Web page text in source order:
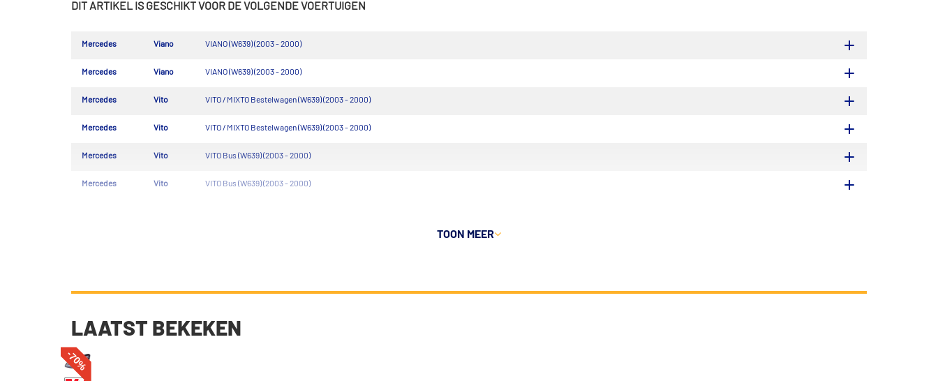
DIT ARTIKEL IS GESCHIKT VOOR DE VOLGENDE VOERTUIGEN
Mercedes Viano VIANO (W639) (2003 - 2000)
Mercedes Viano VIANO (W639) (2003 - 2000)
Mercedes Vito VITO / MIXTO Bestelwagen (W639) (2003 - 2000)
Mercedes Vito VITO / MIXTO Bestelwagen (W639) (2003 - 2000)
Mercedes Vito VITO Bus (W639) (2003 - 2000)
Mercedes Vito VITO Bus (W639) (2003 - 2000)
TOON MEER
LAATST BEKEKEN
-70%